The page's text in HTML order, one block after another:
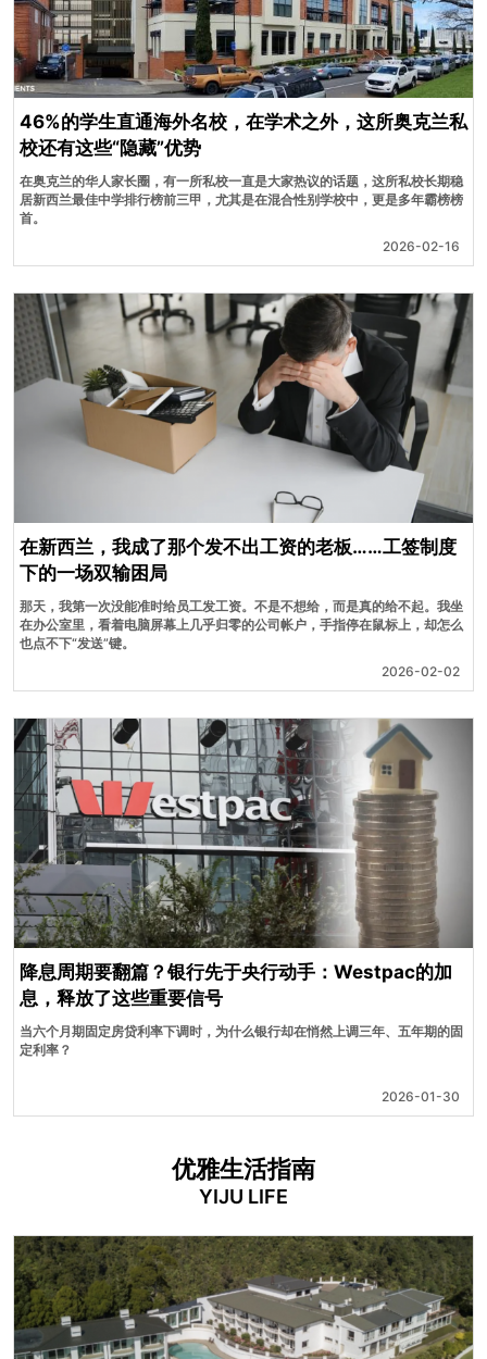
46%的学生直通海外名校，在学术之外，这所奥克兰私
校还有这些“隐藏”优势
在奥克兰的华人家长圈，有一所私校一直是大家热议的话题，这所私校长期稳
居新西兰最佳中学排行榜前三甲，尤其是在混合性别学校中，更是多年霸榜榜
首。
2026-02-16
在新西兰，我成了那个发不出工资的老板……工签制度
下的一场双输困局
那天，我第一次没能准时给员工发工资。不是不想给，而是真的给不起。我坐
在办公室里，看着电脑屏幕上几乎归零的公司帐户，手指停在鼠标上，却怎么
也点不下“发送”键。
2026-02-02
降息周期要翻篇？银行先于央行动手：Westpac的加
息，释放了这些重要信号
当六个月期固定房贷利率下调时，为什么银行却在悄然上调三年、五年期的固
定利率？
2026-01-30
优雅生活指南
YIJU LIFE